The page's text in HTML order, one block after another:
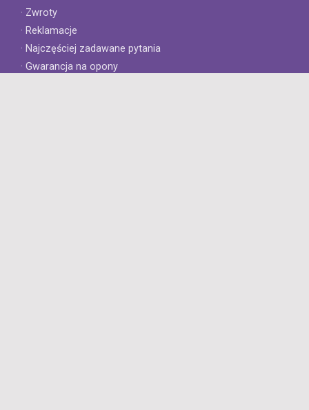
· Zwroty
· Reklamacje
· Najczęściej zadawane pytania
· Gwarancja na opony